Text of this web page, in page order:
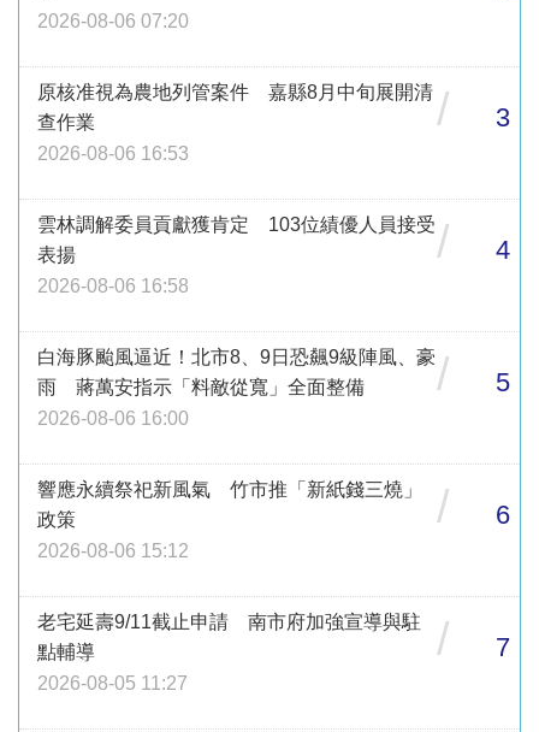
2026-08-06 07:20
原核准視為農地列管案件 嘉縣8月中旬展開清
查作業
2026-08-06 16:53
/ 3
雲林調解委員貢獻獲肯定 103位績優人員接受
表揚
2026-08-06 16:58
/ 4
白海豚颱風逼近！北市8、9日恐飆9級陣風、豪
雨 蔣萬安指示「料敵從寬」全面整備
2026-08-06 16:00
/ 5
響應永續祭祀新風氣 竹市推「新紙錢三燒」
政策
2026-08-06 15:12
/ 6
老宅延壽9/11截止申請 南市府加強宣導與駐
點輔導
2026-08-05 11:27
/ 7